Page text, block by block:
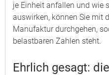
je Einheit anfallen und wie
auswirken, können Sie mit
Manufaktur durchgehen,
belastbaren Zahlen steht.
Ehrlich gesagt: